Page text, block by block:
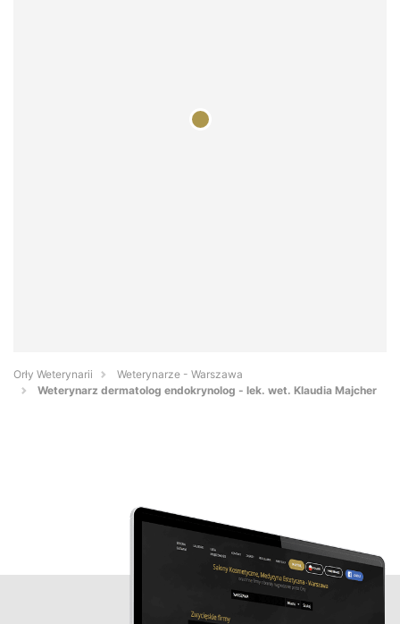
Orły Weterynarii
Weterynarze - Warszawa
Weterynarz dermatolog endokrynolog - lek. wet. Klaudia Majcher